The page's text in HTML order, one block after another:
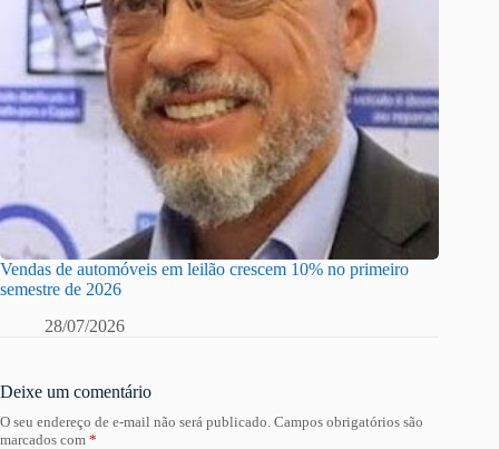
Vendas de automóveis em leilão crescem 10% no primeiro
semestre de 2026
28/07/2026
Deixe um comentário
O seu endereço de e-mail não será publicado. Campos obrigatórios são
marcados com *